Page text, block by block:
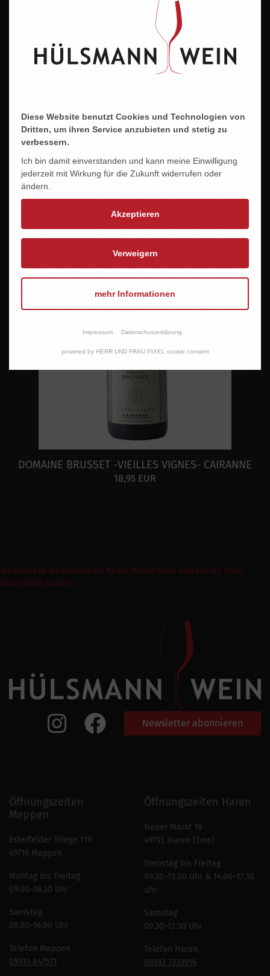
Allergene
ZU DIESEM PRODUKT PASST ...
DOMAINE BRUSSET -VIEILLES VIGNES- CAIRANNE
18,95 EUR
Weinpakete Weinmomente Keine Weine Wein Abo Events Shop
Geschenke Express
Newsletter abonnieren
Öffnungszeiten
Meppen
Esterfelder Stiege 119
49716 Meppen
Montag bis Freitag
09.00–18.30 Uhr
Samstag
09.00–16.00 Uhr
Telefon Meppen
05931 847571
Öffnungszeiten Haren
Neuer Markt 16
49733 Haren (Ems)
Dienstag bis Freitag
09.30–13.00 Uhr & 14.00–17.30
uhr
Samstag
09.30–12.30 Uhr
Telefon Haren
05932 7333916
Diese Website benutzt Cookies und Technologien von
Dritten, um ihren Service anzubieten und stetig zu
verbessern.
Ich bin damit einverstanden und kann meine Einwilligung
jederzeit mit Wirkung für die Zukunft widerrufen oder
ändern.
Akzeptieren
Verweigern
mehr Informationen
Impressum Datenschutzerklärung
powered by HERR UND FRAU PIXEL cookie consent